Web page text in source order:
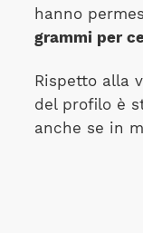
hanno
grammi per
Rispetto alla
del profilo è
anche se in